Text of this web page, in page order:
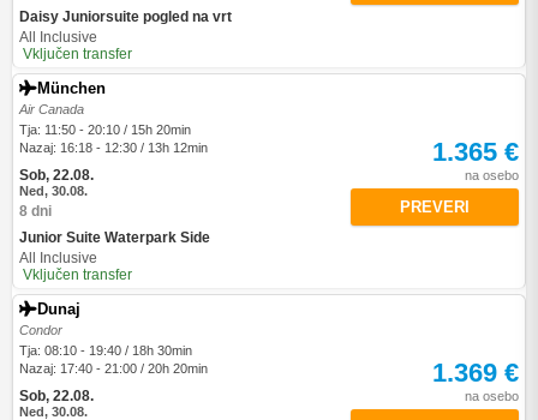
Daisy Juniorsuite pogled na vrt
All Inclusive
Vključen transfer
München
Air Canada
Tja: 11:50 - 20:10 / 15h 20min
Nazaj: 16:18 - 12:30 / 13h 12min
Sob, 22.08.
Ned, 30.08.
8 dni
Junior Suite Waterpark Side
All Inclusive
Vključen transfer
1.365 €
na osebo
PREVERI
Dunaj
Condor
Tja: 08:10 - 19:40 / 18h 30min
Nazaj: 17:40 - 21:00 / 20h 20min
Sob, 22.08.
Ned, 30.08.
1.369 €
na osebo